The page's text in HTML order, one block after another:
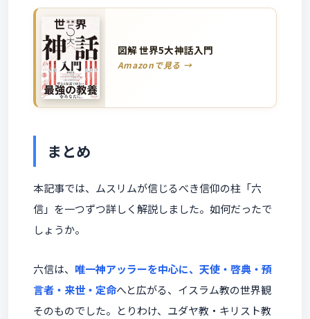
図解 世界5大神話入門
Amazonで見る →
まとめ
本記事では、ムスリムが信じるべき信仰の柱「六
信」を一つずつ詳しく解説しました。如何だったで
しょうか。
六信は、 唯一神アッラーを中心に、天使・啓典・預
言者・来世・定命へと広がる、イスラム教の世界観
そのものでした。とりわけ、ユダヤ教・キリスト教